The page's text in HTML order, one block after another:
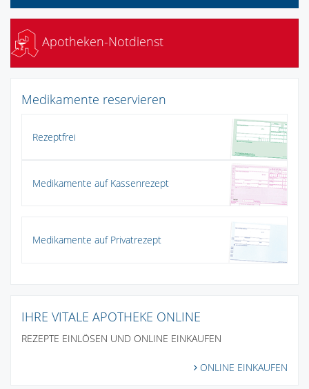
Apotheken-Notdienst
Medikamente reservieren
Rezeptfrei
Medikamente auf Kassenrezept
Medikamente auf Privatrezept
IHRE VITALE APOTHEKE ONLINE
REZEPTE EINLÖSEN UND ONLINE EINKAUFEN
ONLINE EINKAUFEN